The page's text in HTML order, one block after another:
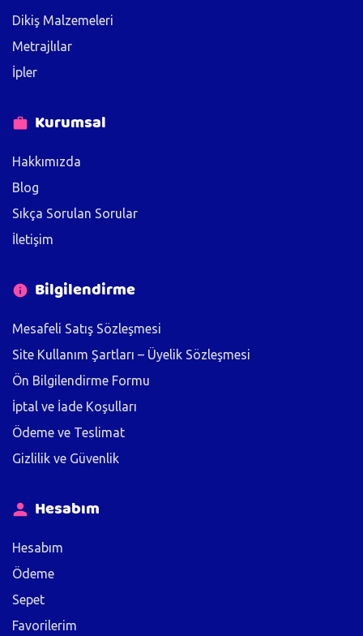
Dikiş Malzemeleri
Metrajlılar
İpler
Kurumsal
Hakkımızda
Blog
Sıkça Sorulan Sorular
İletişim
Bilgilendirme
Mesafeli Satış Sözleşmesi
Site Kullanım Şartları – Üyelik Sözleşmesi
Ön Bilgilendirme Formu
İptal ve İade Koşulları
Ödeme ve Teslimat
Gizlilik ve Güvenlik
Hesabım
Hesabım
Ödeme
Sepet
Favorilerim